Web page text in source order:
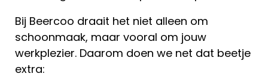
Bij Beercoo draait het niet alleen om
schoonmaak, maar vooral om jouw
werkplezier. Daarom doen we net dat beetje
extra: